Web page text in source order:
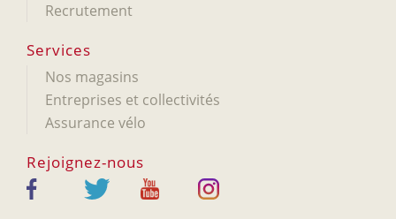
Recrutement
Services
Nos magasins
Entreprises et collectivités
Assurance vélo
Rejoignez-nous